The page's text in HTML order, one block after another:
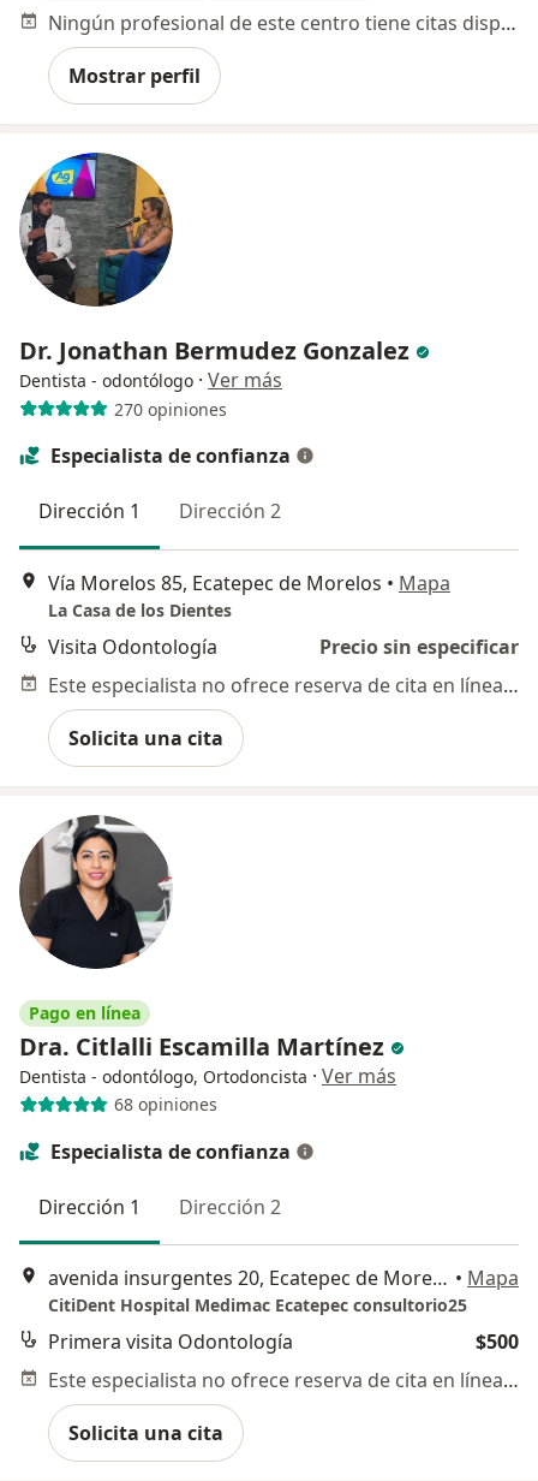
Ningún profesional de este centro tiene citas disponibles
Mostrar perfil
Dr. Jonathan Bermudez Gonzalez
Dentista - odontólogo · Ver más
270 opiniones
Especialista de confianza
Dirección 1 Dirección 2
Vía Morelos 85, Ecatepec de Morelos • Mapa
La Casa de los Dientes
Visita Odontología
Precio sin especificar
Este especialista no ofrece reserva de cita en línea en esta dirección.
Solicita una cita
Pago en línea
Dra. Citlalli Escamilla Martínez
Dentista - odontólogo, Ortodoncista · Ver más
68 opiniones
Especialista de confianza
Dirección 1 Dirección 2
avenida insurgentes 20, Ecatepec de Morelos • Mapa
CitiDent Hospital Medimac Ecatepec consultorio25
Primera visita Odontología
$500
Este especialista no ofrece reserva de cita en línea en esta dirección.
Solicita una cita